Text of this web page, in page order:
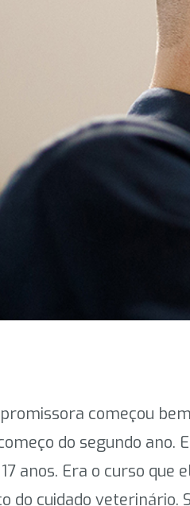
começou
do segundo
anos. Era o curso
do cuidado